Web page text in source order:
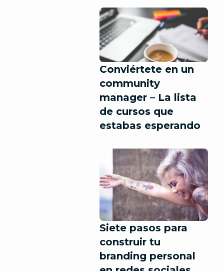
Conviértete en un
community
manager – La lista
de cursos que
estabas esperando
Siete pasos para
construir tu
branding personal